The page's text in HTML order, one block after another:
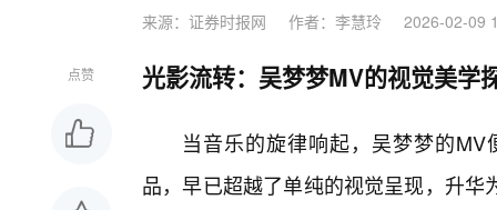
来源：证券时报网 作者：李慧玲 2026-02-09
点赞 光影流转：吴梦梦MV的视觉美学
当音乐的旋律响起，吴梦梦的
品，早已超越了单纯的视觉呈现，升